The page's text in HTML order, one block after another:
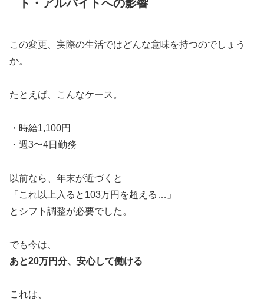
ト・アルバイトへの影響
この変更、実際の生活ではどんな意味を持つのでしょう
か。
たとえば、こんなケース。
・時給1,100円
・週3〜4日勤務
以前なら、年末が近づくと
「これ以上入ると103万円を超える…」
とシフト調整が必要でした。
でも今は、
あと20万円分、安心して働ける
これは、